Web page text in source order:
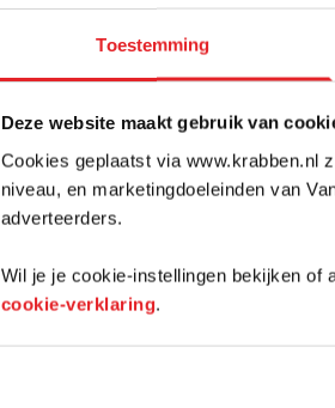
Toestemming
Deze website maakt gebruik van
Cookies geplaatst via www.krabben.nl
niveau, en marketingdoeleinden van
adverteerders.
Wil je je cookie-instellingen bekijken of
cookie-verklaring.